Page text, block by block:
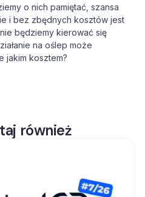
o nich pamiętać, szansa
i bez zbędnych kosztów jest
będziemy kierować się
na oślep może
jakim kosztem?
również